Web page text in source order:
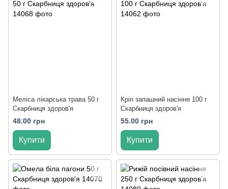
Меліса лікарська трава 50 г
Скарбниця здоров'я
48.00 грн
Купити
Кріп запашний насіння 100 г
Скарбниця здоров'я
55.00 грн
Купити